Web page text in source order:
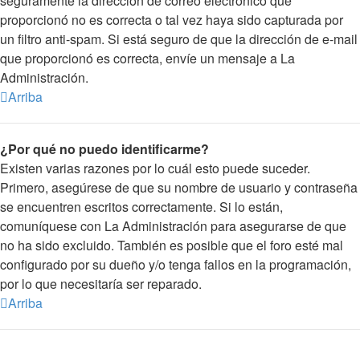
proporcionó no es correcta o tal vez haya sido capturada por
un filtro anti-spam. Si está seguro de que la dirección de e-mail
que proporcionó es correcta, envíe un mensaje a La
Administración.
Arriba
¿Por qué no puedo identificarme?
Existen varias razones por lo cuál esto puede suceder.
Primero, asegúrese de que su nombre de usuario y contraseña
se encuentren escritos correctamente. Si lo están,
comuníquese con La Administración para asegurarse de que
no ha sido excluido. También es posible que el foro esté mal
configurado por su dueño y/o tenga fallos en la programación,
por lo que necesitaría ser reparado.
Arriba